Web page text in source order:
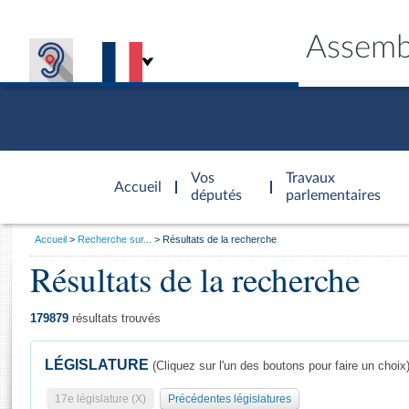
Accueil
d'accueil
Vos
députés
Travaux
parlementaires
Général
Vous
Accueil Recherche sur... Résultats de la recherche
Résultats de la recherche
179879 résultats trouvés
LÉGISLATURE (Cliquez sur l'un des boutons pour faire un choix)
17e législature (X) Précédentes législatures